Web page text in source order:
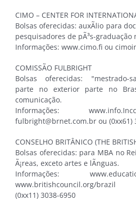
CIMO – CENTER FOR
Bolsas oferecidas: auxÃ­lio para
pesquisadores de pÃ³s-graduação
Informações: www.cimo.fi ou
COMISSÃO FULBRIGHT
Bolsas oferecidas: "mestrado-
parte no exterior parte no
comunicação.
Informações:
fulbright@brnet.com.br ou (0xx61)
CONSELHO BRITÂNICO (THE
Bolsas oferecidas: para MBA no
Ã¡reas, exceto artes e lÃ­nguas.
Informações:
www.britishcouncil.org/brazil
(0xx11) 3038-6950